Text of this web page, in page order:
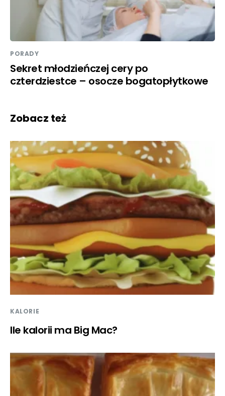
PORADY
Sekret młodzieńczej cery po
czterdziestce – osocze bogatopłytkowe
Zobacz też
KALORIE
Ile kalorii ma Big Mac?